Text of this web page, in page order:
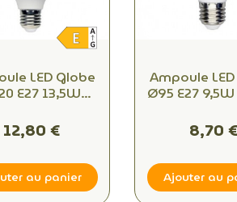
LED Globe
E27 13,5W
Équivalent
100W
12,80 €
au panier
Ampoule
Ø95 E27
Équivalent
8,70 €
Ajouter au